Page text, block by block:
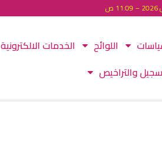
اللوائح
الخدمات الالكترونية
والتراخيص